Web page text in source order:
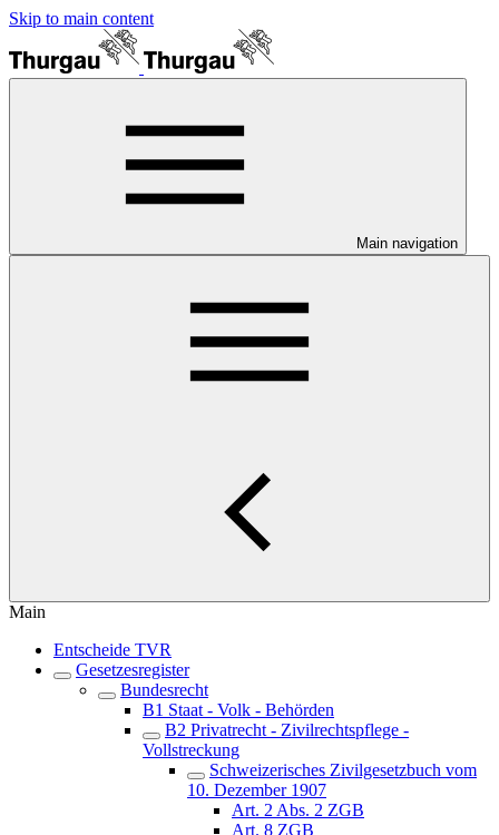
Skip to main content
Main navigation
Main
Entscheide TVR
Gesetzesregister
Bundesrecht
B1 Staat - Volk - Behörden
B2 Privatrecht - Zivilrechtspflege -
Vollstreckung
Schweizerisches Zivilgesetzbuch vom
10. Dezember 1907
Art. 2 Abs. 2 ZGB
Art. 8 ZGB